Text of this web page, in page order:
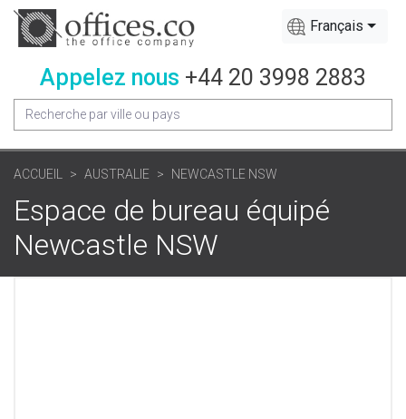
Français
Appelez nous +44 20 3998 2883
ACCUEIL AUSTRALIE NEWCASTLE NSW
Espace de bureau équipé
Newcastle NSW